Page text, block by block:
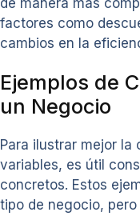
factores como
cambios en la
Ejemplos de
un Negocio
Para ilustrar mejor
variables, es útil
concretos. Estos
tipo de negocio,